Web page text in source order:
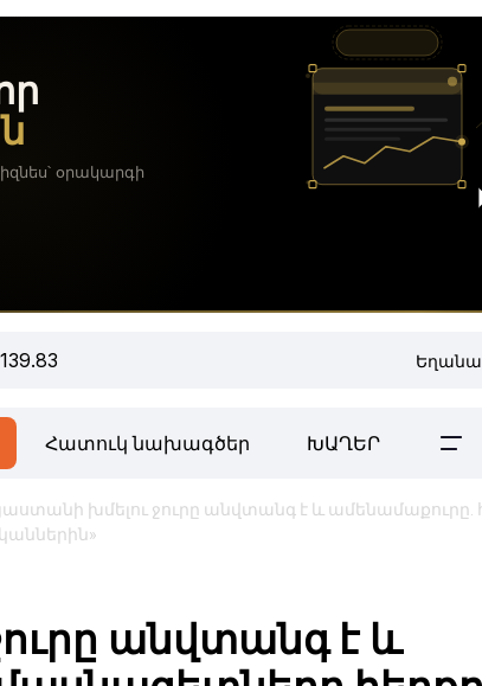
139.83
Հատուկ նախագծեր ԽԱՂԵՐ
խմելու ջուրը անվտանգ է և ամենամաքուրը.
անվտանգ է և